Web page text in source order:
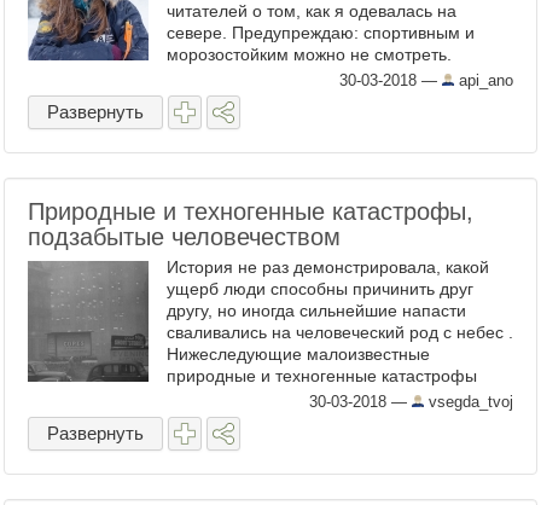
читателей о том, как я одевалась на
севере. Предупреждаю: спортивным и
морозостойким можно не смотреть.
Инструкция будет для тех, кто, как и я,
совершенно не переносит холод. И ...
30-03-2018 — api_ano
Развернуть
Природные и техногенные катастрофы,
подзабытые человечеством
История не раз демонстрировала, какой
ущерб люди способны причинить друг
другу, но иногда сильнейшие напасти
сваливались на человеческий род с небес .
Нижеследующие малоизвестные
природные и техногенные катастрофы
вызвали гибель сотен, если не тысяч,
людей. Великий смог 1952 года ...
30-03-2018 — vsegda_tvoj
Развернуть